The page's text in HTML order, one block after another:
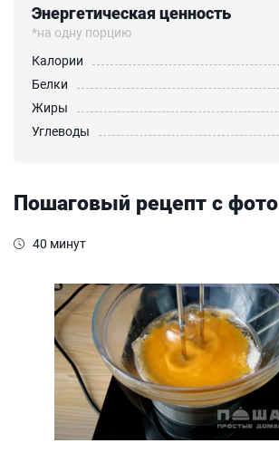
Энергетическая ценность
*на одну порцию
Калории
Белки
Жиры
Углеводы
Пошаговый рецепт с фото
40 минут